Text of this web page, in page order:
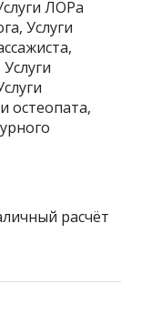
ЛОРа
Услуги
остеопата,
расчёт